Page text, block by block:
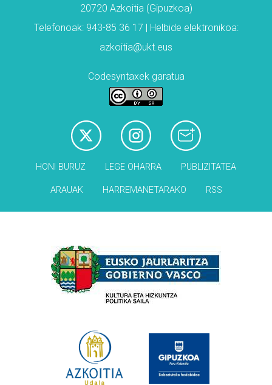
20720 Azkoitia (Gipuzkoa)
Telefonoak: 943-85 36 17 | Helbide elektronikoa:
azkoitia@ukt.eus
Codesyntaxek garatua
HONI BURUZ LEGE OHARRA PUBLIZITATEA
ARAUAK HARREMANETARAKO RSS